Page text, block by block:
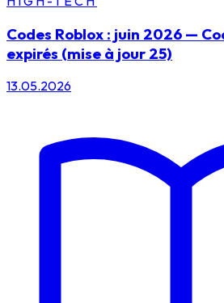
Codes Roblox : juin 2026 —
expirés (mise à jour 25)
13.05.2026